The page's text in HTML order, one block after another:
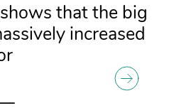
that the big
increased